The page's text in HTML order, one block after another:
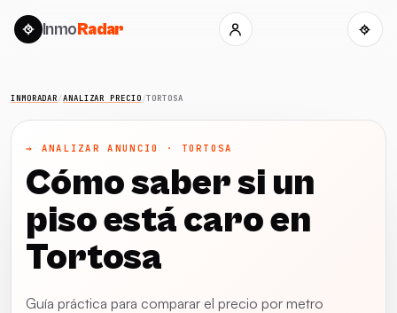
InmoRadar
INMORADAR/ANALIZAR PRECIO/TORTOSA
→ ANALIZAR ANUNCIO · TORTOSA
Cómo saber si un
piso está caro en
Tortosa
Guía práctica para comparar el precio por metro